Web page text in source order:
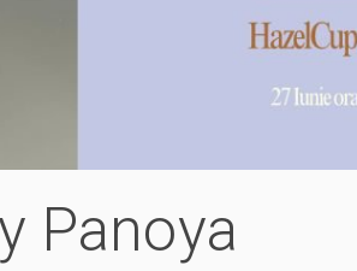
Panoya